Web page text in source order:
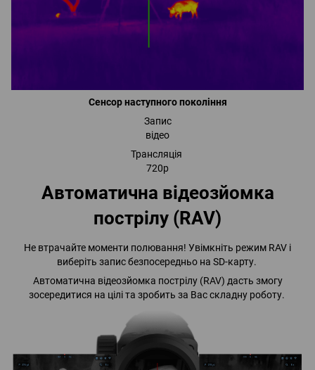
Сенсор наступного покоління
Запис
відео
Трансляція
720р
Автоматична відеозйомка
пострілу (RAV)
Не втрачайте моменти полювання! Увімкніть режим RAV і
виберіть запис безпосередньо на SD-карту.
Автоматична відеозйомка пострілу (RAV) дасть змогу
зосередитися на цілі та зробить за Вас складну роботу.